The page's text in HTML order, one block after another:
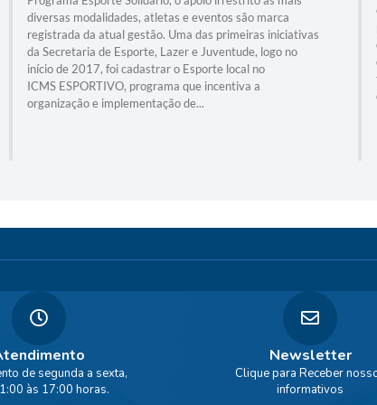
diversas modalidades, atletas e eventos são marca
registrada da atual gestão. Uma das primeiras iniciativas
da Secretaria de Esporte, Lazer e Juventude, logo no
início de 2017, foi cadastrar o Esporte local no
ICMS ESPORTIVO, programa que incentiva a
organização e implementação de...
de segunda a sexta,
às 17:00 horas.
Newsletter
Clique para Receber
informativos